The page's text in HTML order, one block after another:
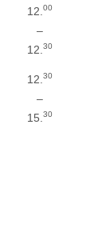
12. 00
–
12. 30
12. 30
–
15. 30